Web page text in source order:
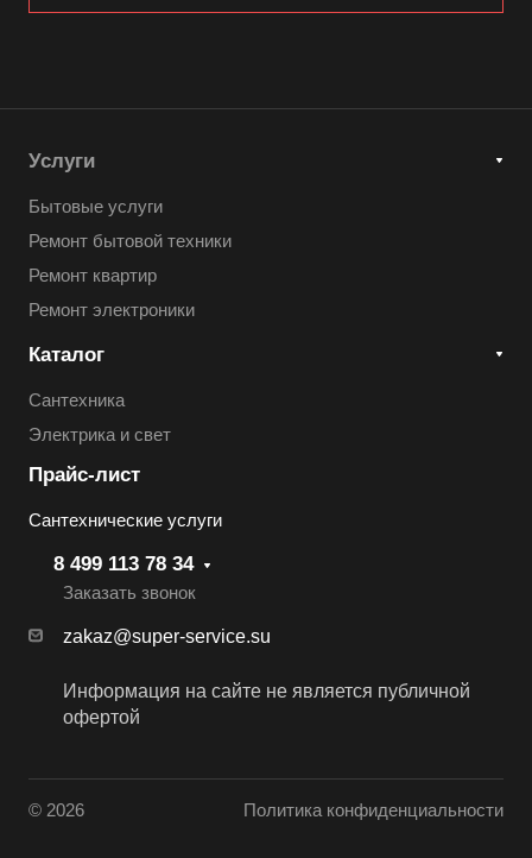
Услуги
Бытовые услуги
Ремонт бытовой техники
Ремонт квартир
Ремонт электроники
Каталог
Сантехника
Электрика и свет
Прайс-лист
Сантехнические услуги
8 499 113 78 34
Заказать звонок
zakaz@super-service.su
Информация на сайте не является публичной
офертой
© 2026 Политика конфиденциальности